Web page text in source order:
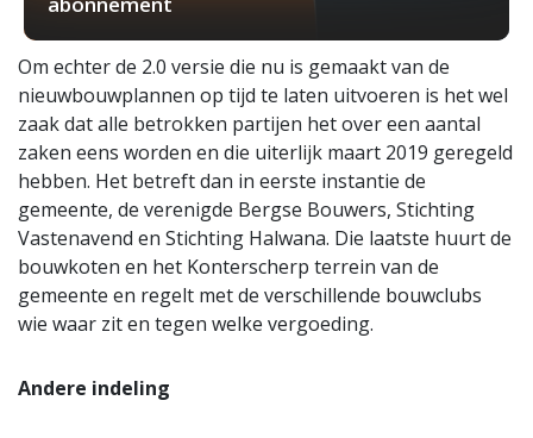
Om echter de 2.0 versie die nu is gemaakt van de
nieuwbouwplannen op tijd te laten uitvoeren is het wel
zaak dat alle betrokken partijen het over een aantal
zaken eens worden en die uiterlijk maart 2019 geregeld
hebben. Het betreft dan in eerste instantie de
gemeente, de verenigde Bergse Bouwers, Stichting
Vastenavend en Stichting Halwana. Die laatste huurt de
bouwkoten en het Konterscherp terrein van de
gemeente en regelt met de verschillende bouwclubs
wie waar zit en tegen welke vergoeding.
Andere indeling